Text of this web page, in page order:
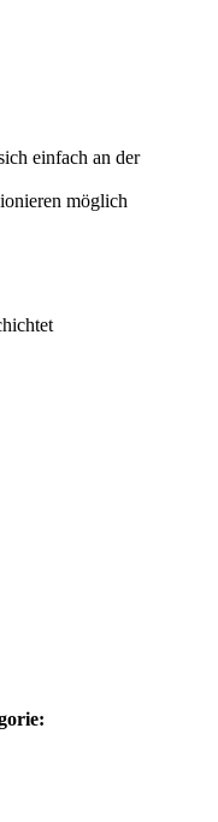
einfach an der
möglich